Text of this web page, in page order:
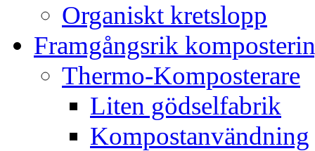
Organiskt kretslopp
Framgångsrik
Thermo-Komposterare
Liten gödselfabrik
Kompostanvändning